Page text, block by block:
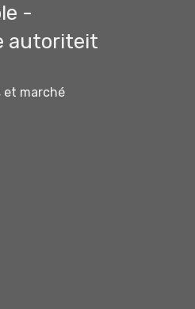
-
autoriteit
et marché